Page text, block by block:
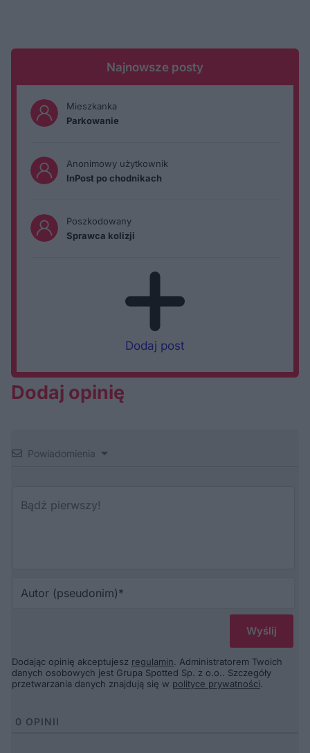
Najnowsze posty
Mieszkanka
Parkowanie
Anonimowy użytkownik
InPost po chodnikach
Poszkodowany
Sprawca kolizji
Dodaj post
Dodaj opinię
Powiadomienia
Dodając opinię akceptujesz regulamin. Administratorem Twoich
danych osobowych jest Grupa Spotted Sp. z o.o.. Szczegóły
przetwarzania danych znajdują się w polityce prywatności.
0 OPINII